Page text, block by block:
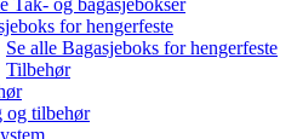
for hengerfeste
Se alle Bagasjeboks for hengerfeste
Tilbehør
og tilbehør